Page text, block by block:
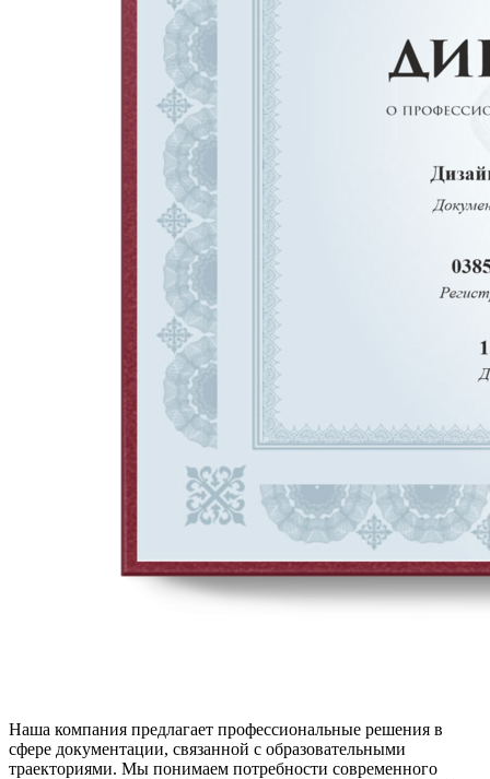
Наша компания предлагает профессиональные решения в
сфере документации, связанной с образовательными
траекториями. Мы понимаем потребности современного